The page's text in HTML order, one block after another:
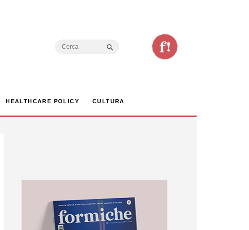
Search
HEALTHCARE POLICY CULTURA